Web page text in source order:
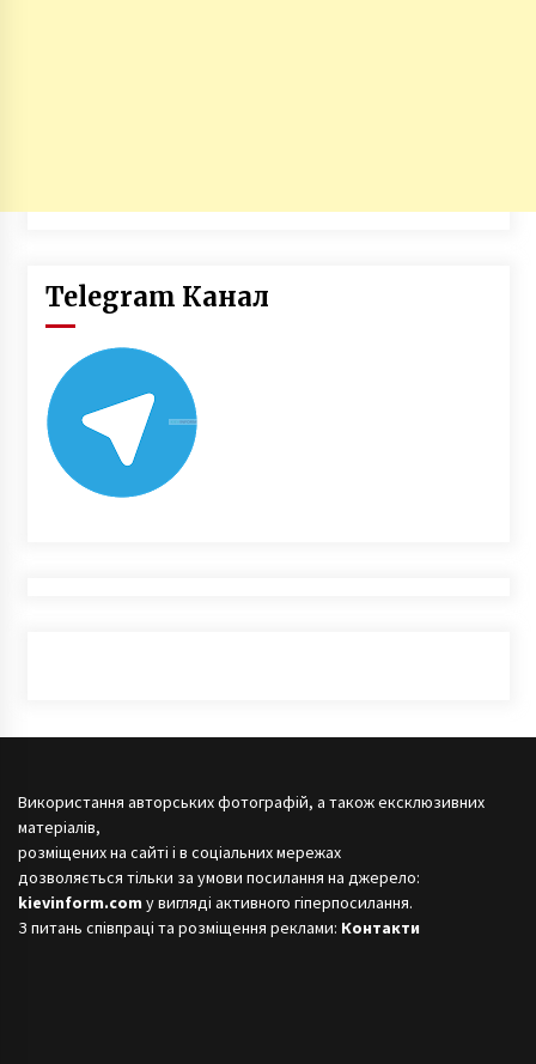
Telegram Канал
Використання авторських фотографій, а також ексклюзивних
матеріалів,
розміщених на сайті і в соціальних мережах
дозволяється тільки за умови посилання на джерело:
kievinform.com у вигляді активного гіперпосилання.
З питань співпраці та розміщення реклами: Контакти